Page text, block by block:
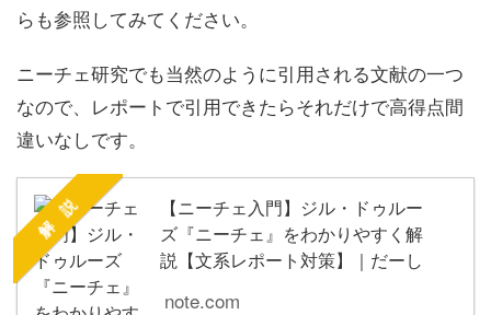
らも参照してみてください。
ニーチェ研究でも当然のように引用される文献の一つ
なので、レポートで引用できたらそれだけで高得点間
違いなしです。
解 説
【ニーチェ入門】ジル・ドゥルー
ズ『ニーチェ』をわかりやすく解
説【文系レポート対策】｜だーし
note.com